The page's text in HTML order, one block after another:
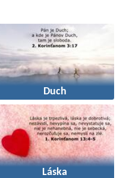
Duch
Láska